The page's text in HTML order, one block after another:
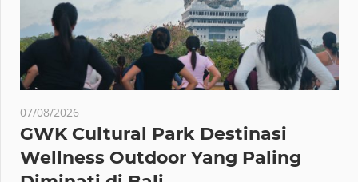
07/08/2026
GWK Cultural Park Destinasi
Wellness Outdoor Yang Paling